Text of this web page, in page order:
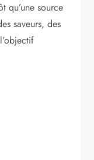
qu’une source
saveurs, des